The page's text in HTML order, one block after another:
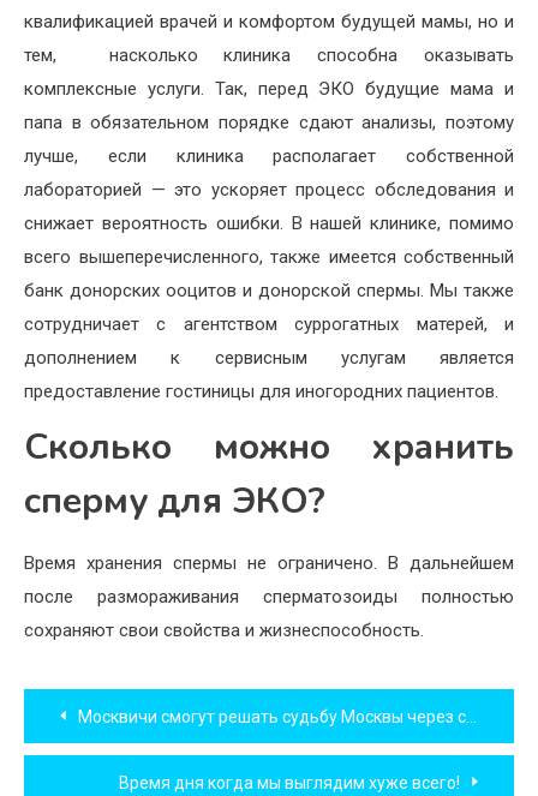
квалификацией врачей и комфортом будущей мамы, но и
тем, насколько клиника способна оказывать
комплексные услуги. Так, перед ЭКО будущие мама и
папа в обязательном порядке сдают анализы, поэтому
лучше, если клиника располагает собственной
лабораторией — это ускоряет процесс обследования и
снижает вероятность ошибки. В нашей клинике, помимо
всего вышеперечисленного, также имеется собственный
банк донорских ооцитов и донорской спермы. Мы также
сотрудничает с агентством суррогатных матерей, и
дополнением к сервисным услугам является
предоставление гостиницы для иногородних пациентов.
Сколько можно хранить
сперму для ЭКО?
Время хранения спермы не ограничено. В дальнейшем
после размораживания сперматозоиды полностью
сохраняют свои свойства и жизнеспособность.
Навигация
по
Москвичи смогут решать судьбу Москвы через смартфон
Время дня когда мы выглядим хуже всего!